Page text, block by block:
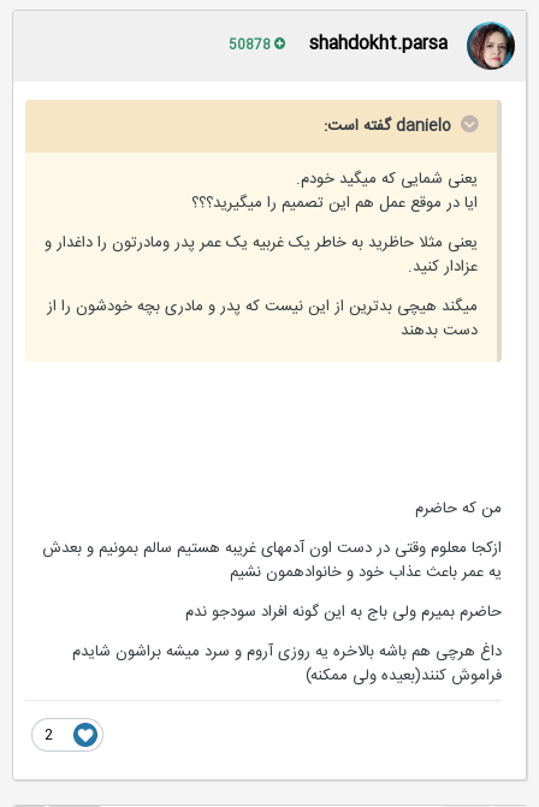
shahdokht.parsa
danielo گفته است:
یعنی شمایی که میگید خودم.
ایا در موقع عمل هم این تصمیم را میگیرید؟؟؟
یعنی مثلا حاظرید به خاطر یک غربیه یک عمر پدر ومادرتون را داغدار و
عزادار کنید.
میگند هیچی بدترین از این نیست که پدر و مادری بچه خودشون را از
دست بدهند
من که حاضرم
ازکجا معلوم وقتی در دست اون آدمهای غریبه هستیم سالم بمونیم و بعدش
یه عمر باعث عذاب خود و خانوادهمون نشیم
حاضرم بمیرم ولی باج به این گونه افراد سودجو ندم
داغ هرچی هم باشه بالاخره یه روزی آروم و سرد میشه براشون شایدم
فراموش کنند(بعیده ولی ممکنه)